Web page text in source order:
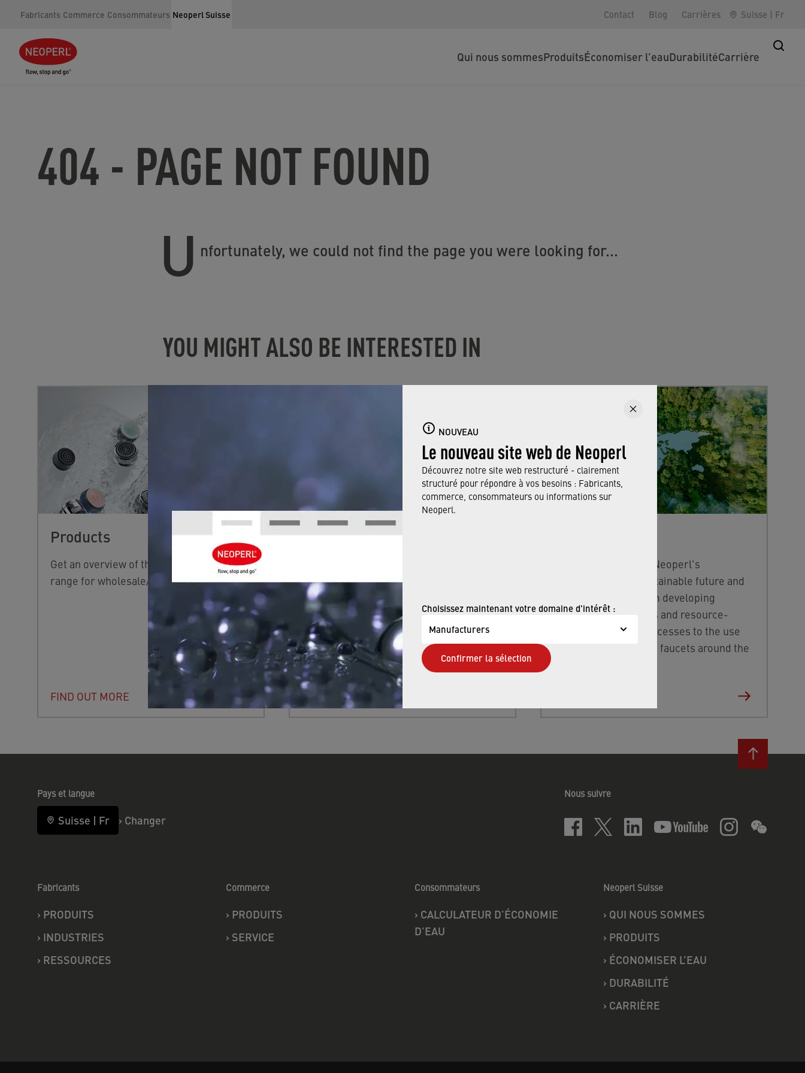
Fabricants Commerce Consommateurs Neoperl Suisse Contact Blog Carrières Suisse | Fr
Qui nous sommesProduitsÉconomiser l’eauDurabilitéCarrière
NOUVEAU
Le nouveau site web de Neoperl
Découvrez notre site web restructuré - clairement
structuré pour répondre à vos besoins : Fabricants,
commerce, consommateurs ou informations sur
Neoperl.
Choisissez maintenant votre domaine d'intérêt :
Manufacturers
Confirmer la sélection
404 - PAGE NOT FOUND
U nfortunately, we could not find the page you were looking for...
YOU MIGHT ALSO BE INTERESTED IN
Products
Get an overview of the NEOPERL product
range for wholesale/retail.
FIND OUT MORE
Water conservation
that help save water and energy;
everyone can do their bit to alleviate the
energy crisis.
FIND OUT MORE
Find out more about Neoperl's
commitment to a sustainable future and
extends from developing
efficient technologies and resource-
saving production processes to the use
of our water savers in faucets around the
Pays et langue
Suisse | Fr › Changer
Nous suivre
Fabricants
› PRODUITS
› INDUSTRIES
› RESSOURCES
Commerce
› PRODUITS
› SERVICE
Consommateurs
› CALCULATEUR D'ÉCONOMIE
D'EAU
Neoperl Suisse
› QUI NOUS SOMMES
› PRODUITS
› ÉCONOMISER L’EAU
› DURABILITÉ
› CARRIÈRE